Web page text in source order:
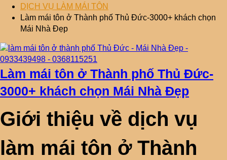
DỊCH VỤ LÀM MÁI TÔN
Làm mái tôn ở Thành phố Thủ Đức-3000+ khách chọn
Mái Nhà Đẹp
Làm mái tôn ở Thành phố Thủ Đức-
3000+ khách chọn Mái Nhà Đẹp
Giới thiệu về dịch vụ
làm mái tôn ở Thành